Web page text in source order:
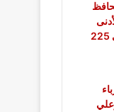
لتنسيق الثانوية العامة إلى 225